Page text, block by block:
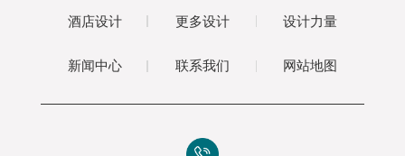
酒店设计 更多设计 设计力量
新闻中心 联系我们 网站地图